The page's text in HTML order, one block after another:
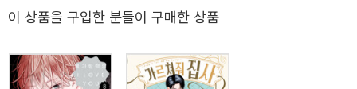
마주쳤지? 책 읽는 내가 귀여웠어?’ 역시 이상한 놈이 맞다. #2 조용
자세, 언제나 음침한 얼굴을 하고 있는 탓에 ’니카이도‘는 무수한 학교
괴담의 주인공이 된다. 그런 그와 한 학기 동안 화장실 청소를 함께하
이 상품을 구입한 분들이 구매한 상품